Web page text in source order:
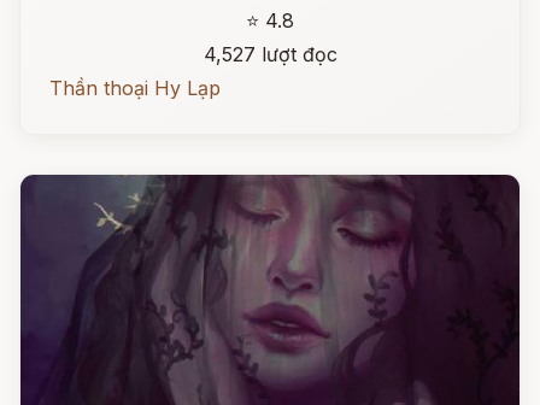
⭐ 4.8
4,527 lượt đọc
Thần thoại Hy Lạp